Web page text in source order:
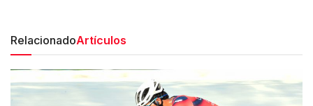
RelacionadoArtículos